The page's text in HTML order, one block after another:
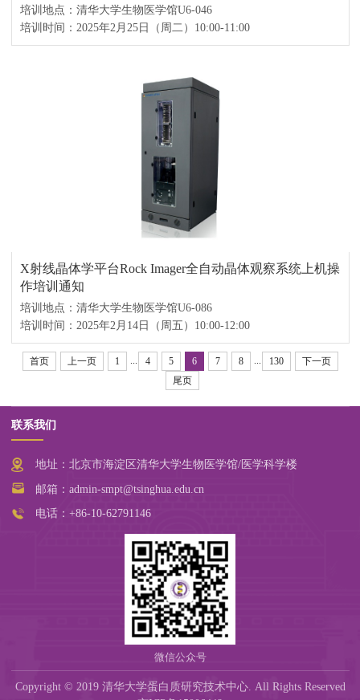
培训地点：清华大学生物医学馆U6-046
培训时间：2025年2月25日（周二）10:00-11:00
X射线晶体学平台Rock Imager全自动晶体观察系统上机操
作培训通知
培训地点：清华大学生物医学馆U6-086
培训时间：2025年2月14日（周五）10:00-12:00
首页 上一页 1 4 5 6 7 8 130
下一页
尾页
联系我们
地址：北京市海淀区清华大学生物医学馆/医学科学楼
邮箱：admin-smpt@tsinghua.edu.cn
电话：+86-10-62791146
微信公众号
Copyright © 2019 清华大学蛋白质研究技术中心. All Rights Reserved